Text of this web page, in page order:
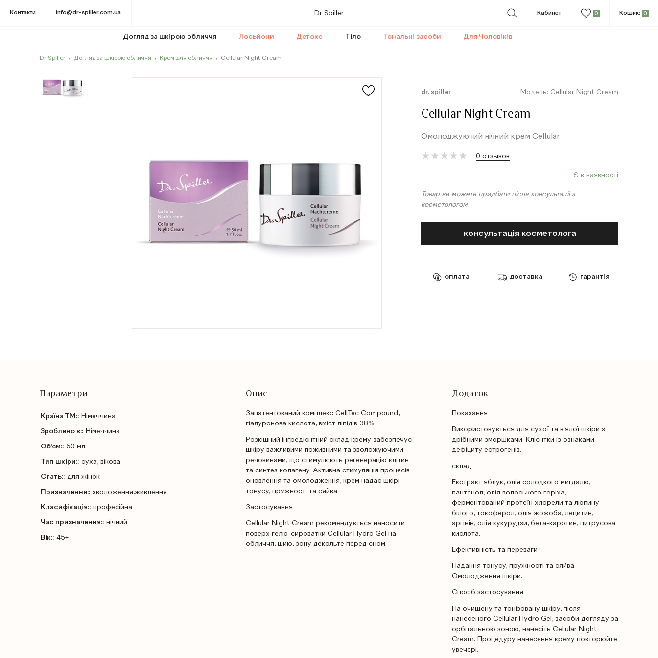
Контакти info@dr-spiller.com.ua Dr Spiller
Догляд за шкірою обличчя Лосьйони Детокс Тіло Тональні засоби Для Чоловіків
Кабинет 0 Кошик: 0
Dr Spiller Догляд за шкірою обличчя Крем для обличчя Cellular Night Cream
dr. spiller Модель: Cellular Night Cream
Cellular Night Cream
Омолоджуючий нічний крем Cellular
★
★ ★
★ ★
★ ★
★ ★
★ 0 отзывов
Є в наявності
Товар ви можете придбати після консультації з
косметологом
консультація косметолога
оплата доставка гарантія
Параметри
Країна ТМ:: Німеччина
Зроблено в:: Німеччина
Об'єм:: 50 мл
Тип шкіри:: суха, вікова
Стать:: для жінок
Призначення:: зволоження,живлення
Класифікація:: професійна
Час призначення:: нічний
Вік:: 45+
Опис
Запатентований комплекс CellTec Compound,
гіалуронова кислота, вміст ліпідів 38%
Розкішний інгредієнтний склад крему забезпечує
шкіру важливими поживними та зволожуючими
речовинами, що стимулюють регенерацію клітин
та синтез колагену. Активна стимуляція процесів
оновлення та омолодження, крем надає шкірі
тонусу, пружності та сяйва.
Застосування
Cellular Night Cream рекомендується наносити
поверх гелю-сироватки Cellular Hydro Gel на
обличчя, шию, зону декольте перед сном.
Додаток
Показання
Використовується для сухої та в'ялої шкіри з
дрібними зморшками. Клієнтки із ознаками
дефіциту естрогенів.
склад
Екстракт яблук, олія солодкого мигдалю,
пантенол, олія волоського горіха,
ферментований протеїн хлорели та люпину
білого, токоферол, олія жожоба, лецитин,
аргінін, олія кукурудзи, бета-каротин, цитрусова
кислота.
Ефективність та переваги
Надання тонусу, пружності та сяйва.
Омолодження шкіри.
Спосіб застосування
На очищену та тонізовану шкіру, після
нанесеного Cellular Hydro Gel, засоби догляду за
орбітальною зоною, нанесіть Cellular Night
Cream. Процедуру нанесення крему повторюйте
увечері.